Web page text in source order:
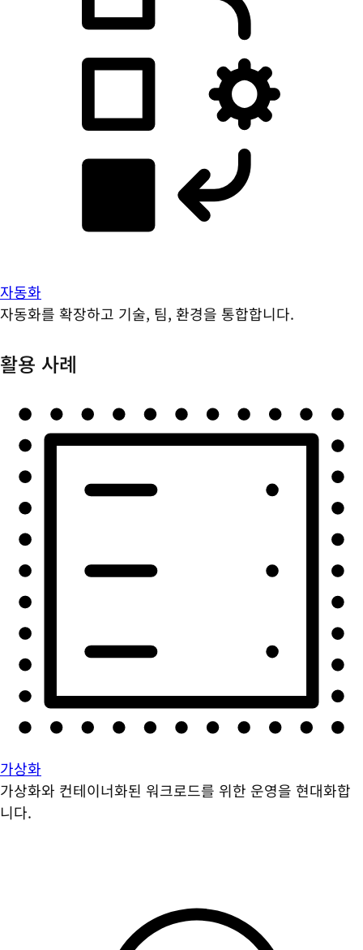
자동화
자동화를 확장하고 기술, 팀, 환경을 통합합니다.
활용 사례
가상화
가상화와 컨테이너화된 워크로드를 위한 운영을 현대화합
니다.